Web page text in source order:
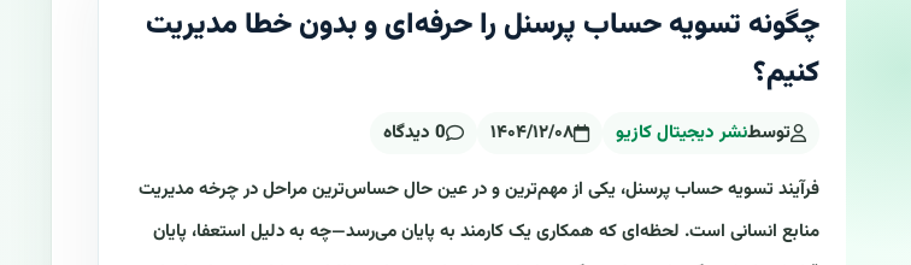
چگونه تسویه حساب پرسنل را حرفه‌ای و بدون خطا مدیریت
کنیم؟
توسطنشر دیجیتال کازیو ۱۴۰۴/۱۲/۰۸ 0 دیدگاه
فرآیند تسویه حساب پرسنل، یکی از مهم‌ترین و در عین حال حساس‌ترین مراحل در چرخه مدیریت
منابع انسانی است. لحظه‌ای که همکاری یک کارمند به پایان می‌رسد—چه به دلیل استعفا، پایان